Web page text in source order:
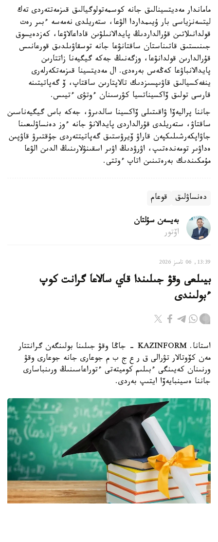
ماماندار مەديتسينالىق جانە كوسمەتولوگيالىق قىزمەتتەردى تەك
ليتسەنزياسى بار ۇيىمداردا الۋعا، ستەريلدى نەمەسە ءبىر رەت
قولدانىلاتىن قۇرالداردىڭ پايدالانىلۋىن قاداعالاۋعا، كەزدەيسوق
جىنىستىق قاتىناستان ساقتانۋعا جانە توسقاۋىلدىق قورعانىس
قۇرالدارىن قولدانۋعا، وزگەنىڭ جەكە گيگيەنا زاتتارىن
پايدالانباۋعا كەڭەس بەرەدى. ال مەديتسينا قىزمەتكەرلەرى
ينفەكسيالىق قاۋىپسىزدىك تالاپتارىن ساقتاپ، ۆ گەپاتيتىنە
قارسى تولىق ۆاكسيناتسيا كۋرسىنان ءوتۋى ءتيىس.
جاننا پراليەۆا ۋاقىتىلى ۆاكسينا سالدىرۋ، جەكە باس گيگيەناسىن
ساقتاۋ، ستەريلدى قۇرالداردى پايدالانۋ جانە ءوز دەنساۋلىعىنا
جاۋاپكەرشىلىكپەن قاراۋ ۆيرۋستىق گەپاتيتتەردى جۇقتىرۋ قاۋپىن
ەداۋىر تومەندەتىپ، اۋرۋدىڭ اۋىر اسقىنۋلارىنىڭ الدىن الۋعا
مۇمكىندىك بەرەتىنىن اتاپ ءوتتى.
دەنساۋلىق قوعام
بەيسەن سۇلتان
اۆتور
13:39, 06 تامىز 2026
بيىلعى وقۋ جىلىندا قاي سالاعا گرانت كوپ
ءبولىندى
استانا. KAZINFORM - جاڭا وقۋ جىلىنا بولىنگەن گرانتتار
مەن كۆوتالار تۋرالى ق ر ع ج ب م جوعارى جانە جوعارى وقۋ
ورنىنان كەيىنگى ءبىلىم كوميتەتى ءتوراعاسىنىڭ ورىنباسارى
جاننا ەسينبايەۆا ايتىپ بەردى.